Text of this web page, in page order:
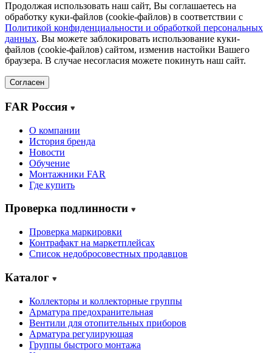
Продолжая использовать наш сайт, Вы соглашаетесь на
обработку куки-файлов (cookie-файлов) в соответствии с
Политикой конфиденциальности и обработкой персональных
данных. Вы можете заблокировать использование куки-
файлов (cookie-файлов) сайтом, изменив настойки Вашего
браузера. В случае несогласия можете покинуть наш сайт.
Согласен
FAR Россия
О компании
История бренда
Новости
Обучение
Монтажники FAR
Где купить
Проверка подлинности
Проверка маркировки
Контрафакт на маркетплейсах
Cписок недобросовестных продавцов
Каталог
Коллекторы и коллекторные группы
Арматура предохранительная
Вентили для отопительных приборов
Арматура регулирующая
Группы быстрого монтажа